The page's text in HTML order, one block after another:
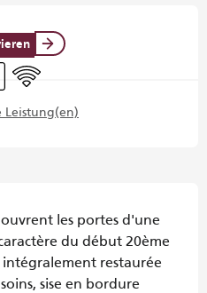
Wi-Fi
Leistung(en)
les portes d'une
du début 20ème
restaurée
sise en bordure